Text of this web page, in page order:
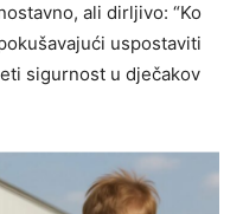
ali dirljivo: “Ko
uspostaviti
sigurnost u dječakov